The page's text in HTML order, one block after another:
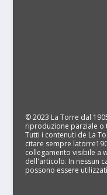
© 2023 La Torre dal
riproduzione parziale o
Tutti i contenuti de La
citare sempre
collegamento visibile a
dell'articolo. In nessun
possono essere